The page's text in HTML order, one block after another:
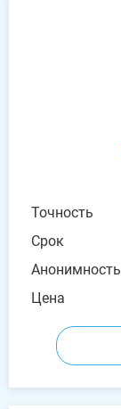
Точность
Срок
Анонимность
Цена